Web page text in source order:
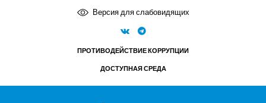
Версия для слабовидящих
ПРОТИВОДЕЙСТВИЕ КОРРУПЦИИ
ДОСТУПНАЯ СРЕДА